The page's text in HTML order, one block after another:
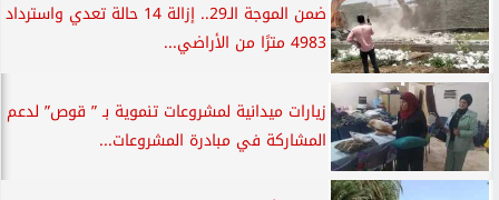
ضمن الموجة الـ29.. إزالة 14 حالة تعدي واسترداد
4983 مترًا من الأراضي...
زيارات ميدانية لمشروعات تنموية بـ ” قوص” لدعم
المشاركة في مبادرة المشروعات...